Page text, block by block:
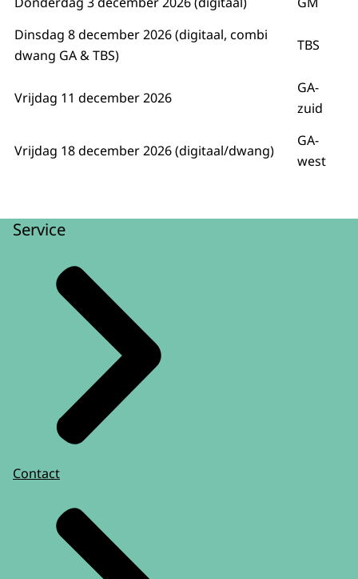
Dinsdag 8 december 2026 (digitaal, combi
dwang GA & TBS)
TBS
Vrijdag 11 december 2026
GA-
zuid
Vrijdag 18 december 2026 (digitaal/dwang)
GA-
west
Service
Contact